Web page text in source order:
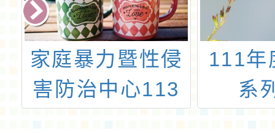
111年度婦女節
系列活動
圳頭
園市